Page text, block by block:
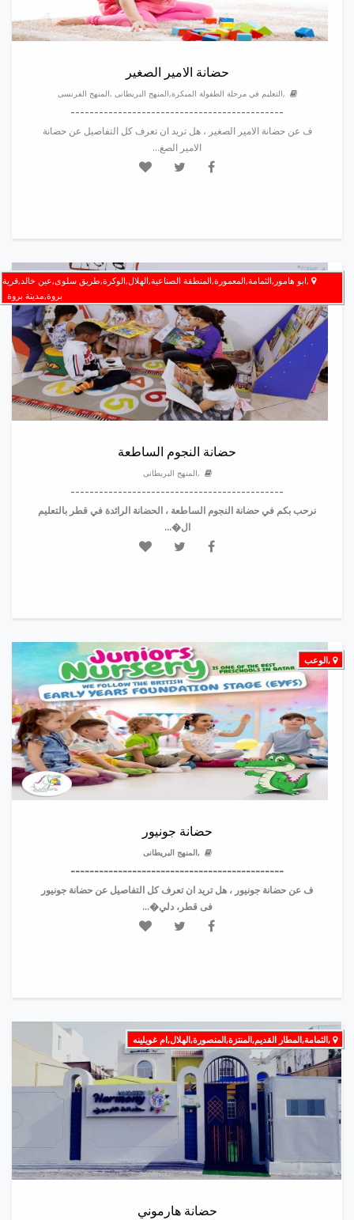
حضانة الامير الصغير
,التعليم في مرحلة الطفولة المبكرة,المنهج البريطانى ,المنهج الفرنسى
---------------------------------------------
ف عن حضانة الامير الصغير ، هل تريد ان تعرف كل التفاصيل عن حضانة
الامير الصغ...
,ابو هامور,الثمامة,المعمورة,المنطقة الصناعية,الهلال,الوكرة,طريق سلوى,عين خالد,قرية
بروة,مدينة بروة
حضانة النجوم الساطعة
,المنهج البريطانى
---------------------------------------------
نرحب بكم في حضانة النجوم الساطعة ، الحضانة الرائدة في قطر بالتعليم
ال�...
,الوعب
حضانة جونيور
,المنهج البريطانى
---------------------------------------------
ف عن حضانة جونيور ، هل تريد ان تعرف كل التفاصيل عن حضانة جونيور
فى قطر، دلي�...
,الثمامة,المطار القديم,المنتزة,المنصورة,الهلال,ام غويلينه
حضانة هارموني